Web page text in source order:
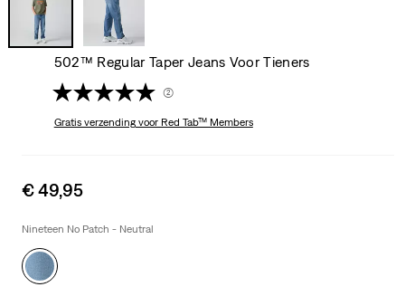
502™ Regular Taper Jeans Voor Tieners
(2)
Gratis verzendingvoor Red Tab™ Members
Sale
is
€ 49,95
Nineteen No Patch - Neutral